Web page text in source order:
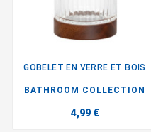
GOBELET EN VERRE ET BOIS
BATHROOM COLLECTION
4,99 €